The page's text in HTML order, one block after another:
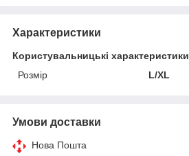
Характеристики
Користувальницькі характеристики
Розмір
L/XL
Умови доставки
Нова Пошта